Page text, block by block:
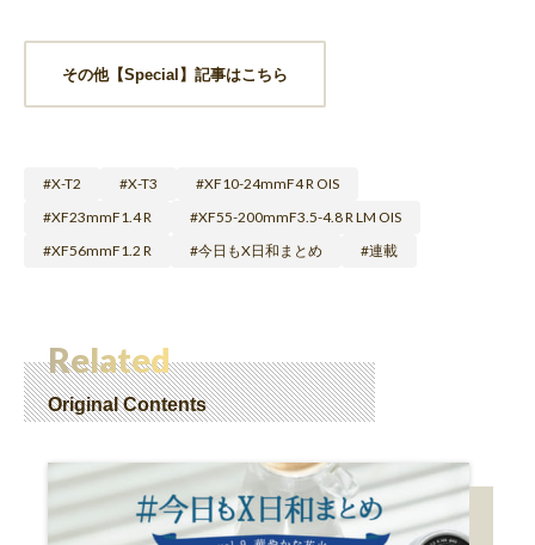
その他【Special】記事はこちら
X-T2 X-T3
XF10-24mmF4 R OIS
XF23mmF1.4 R
XF55-200mmF3.5-4.8 R LM OIS
XF56mmF1.2 R
今日もX日和まとめ 連載
Related
Original Contents